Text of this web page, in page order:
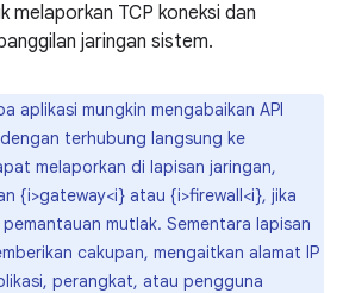
melaporkan TCP koneksi dan
jaringan sistem.
aplikasi mungkin mengabaikan API
terhubung langsung ke
melaporkan di lapisan jaringan,
{i>gateway<i} atau {i>firewall<i}, jika
mutlak. Sementara lapisan
cakupan, mengaitkan alamat IP
perangkat, atau pengguna